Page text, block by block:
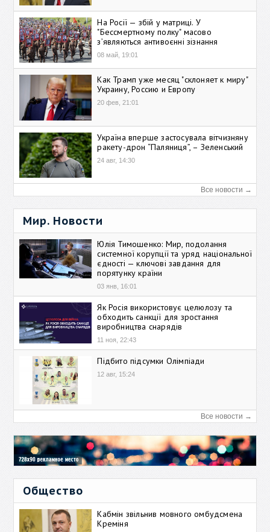
На Росії — збій у матриці. У
"Бессмертному полку" масово
зʼявляються антивоєнні зізнання
08 май, 19:01
Как Трамп уже месяц "склоняет к миру"
Украину, Россию и Европу
20 фев, 21:01
Україна вперше застосувала вітчизняну
ракету-дрон “Паляниця”, – Зеленський
24 авг, 14:30
Все новости →
Мир. Новости
Юлія Тимошенко: Мир, подолання
системної корупції та уряд національної
єдності — ключові завдання для
порятунку країни
03 янв, 16:01
Як Росія використовує целюлозу та
обходить санкції для зростання
виробництва снарядів
11 ноя, 22:43
Підбито підсумки Олімпіади
12 авг, 15:24
Все новости →
Общество
Кабмін звільнив мовного омбудсмена
Креміня